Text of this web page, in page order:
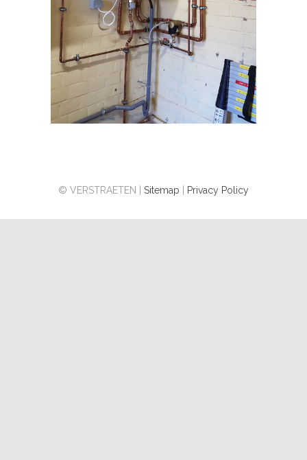
© VERSTRAETEN | Sitemap Privacy Policy